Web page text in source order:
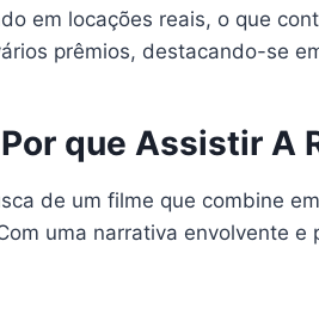
em locações reais, o que
prêmios, destacando-se
que Assistir A
de um filme que combine
uma narrativa envolvente